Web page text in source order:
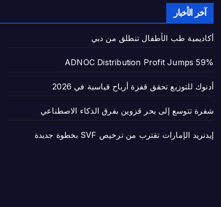
آخر الأخبار
أكاديمية طب الأطفال تنطلق من دبي
ADNOC Distribution Profit Jumps 59%
أدنوك للتوزيع تحقق قفزة أرباح قياسية في 2026
شفرة تتوسع إلى بحر قزوين بفرق الذكاء الاصطناعي
إيدنريد الإمارات تقترب من ترخيص SVF بخطوة جديدة